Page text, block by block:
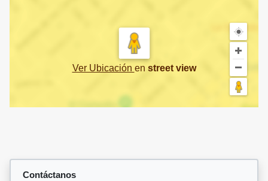
Ver Ubicación en street view
Contáctanos